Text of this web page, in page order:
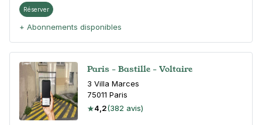
Réserver
+ Abonnements disponibles
Paris - Bastille - Voltaire
3 Villa Marces
75011 Paris
4,2(382 avis)